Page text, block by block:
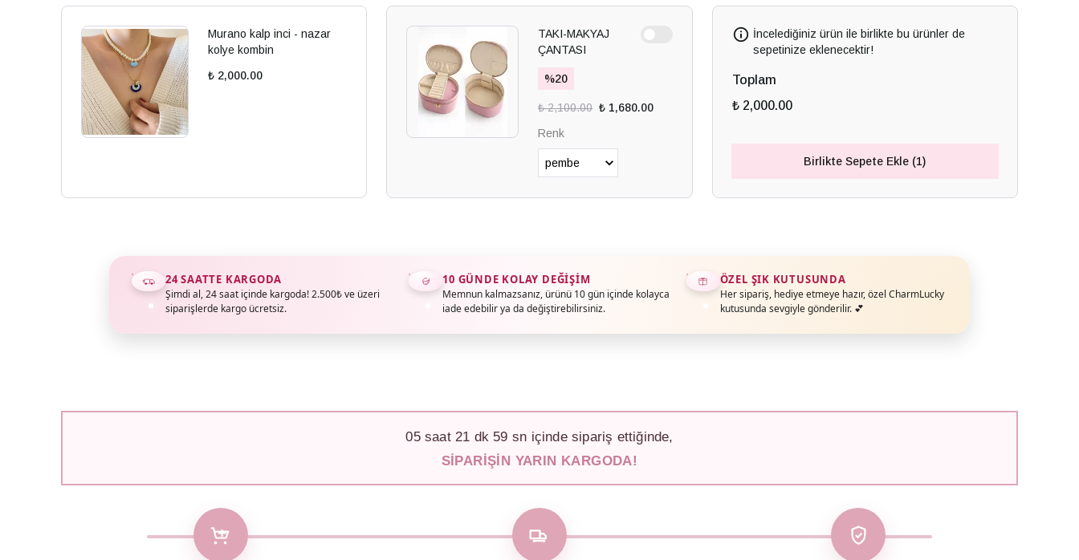
Murano kalp inci - nazar
kolye kombin
₺ 2,000.00
TAKI-MAKYAJ
ÇANTASI
%20
₺ 2,100.00 ₺ 1,680.00
Renk
İncelediğiniz ürün ile birlikte bu ürünler de
sepetinize eklenecektir!
Toplam
₺ 2,000.00
Birlikte Sepete Ekle (1)
24 SAATTE KARGODA
Şimdi al, 24 saat içinde kargoda! 2.500₺ ve üzeri
siparişlerde kargo ücretsiz.
10 GÜNDE KOLAY DEĞIŞIM
Memnun kalmazsanız, ürünü 10 gün içinde kolayca
iade edebilir ya da değiştirebilirsiniz.
ÖZEL ŞIK KUTUSUNDA
Her sipariş, hediye etmeye hazır, özel CharmLucky
kutusunda sevgiyle gönderilir. 💕
05saat 21 dk 56 sn içinde sipariş ettiğinde,
SIPARIŞIN YARIN KARGODA!